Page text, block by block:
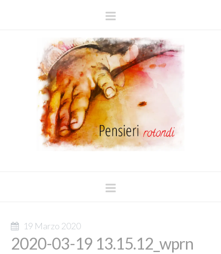
Navigation
Navigation
19 Marzo 2020
2020-03-19 13.15.12_wprn